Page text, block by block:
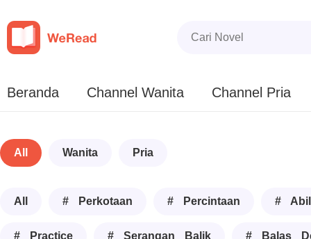
Beranda Channel Wanita Channel Pria
All Wanita Pria
All # Perkotaan # Percintaan #
# Practice # Serangan Balik # Balas